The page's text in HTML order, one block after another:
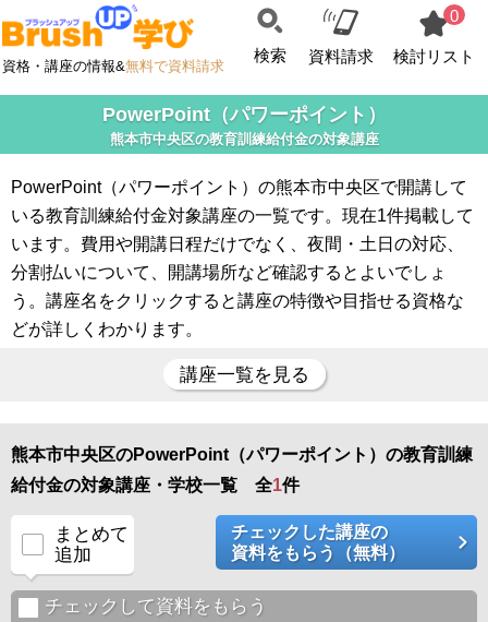
資格・講座の情報&無料で資料請求
検索 資料請求
0
検討リスト
PowerPoint（パワーポイント）
熊本市中央区の教育訓練給付金の対象講座
PowerPoint（パワーポイント）の熊本市中央区で開講して
いる教育訓練給付金対象講座の一覧です。現在1件掲載して
います。費用や開講日程だけでなく、夜間・土日の対応、
分割払いについて、開講場所など確認するとよいでしょ
う。講座名をクリックすると講座の特徴や目指せる資格な
どが詳しくわかります。
講座一覧を見る
熊本市中央区のPowerPoint（パワーポイント）の教育訓練
給付金の対象講座・学校一覧 全1件
まとめて
追加
チェックした講座の
資料をもらう（無料）
チェックして資料をもらう